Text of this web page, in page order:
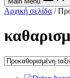
Αρχική σελίδα /